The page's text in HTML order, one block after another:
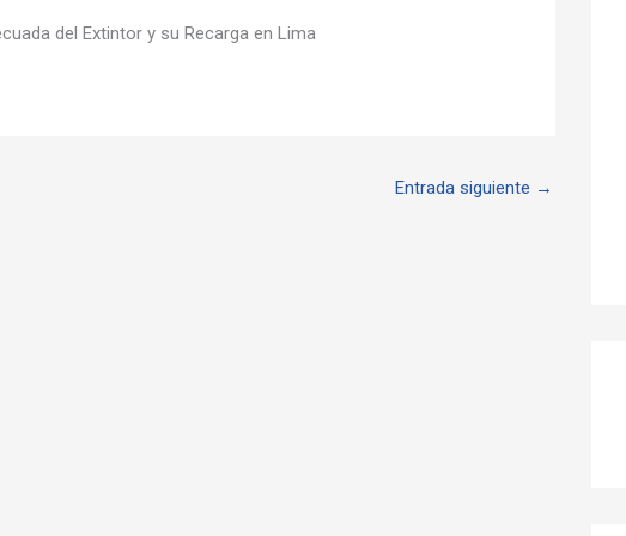
del Extintor y su Recarga en Lima
Entrada siguiente →